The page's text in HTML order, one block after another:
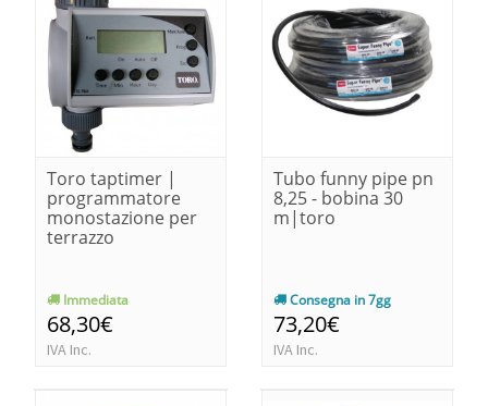
Toro taptimer |
programmatore
monostazione per
terrazzo
Immediata
68,30€
IVA Inc.
Tubo funny pipe pn
8,25 - bobina 30
m|toro
Consegna in 7gg
73,20€
IVA Inc.